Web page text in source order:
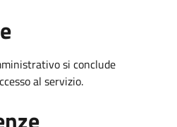
si conclude
al servizio.